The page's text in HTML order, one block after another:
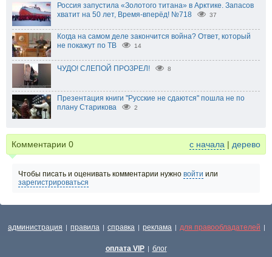
Россия запустила «Золотого титана» в Арктике. Запасов
хватит на 50 лет, Время-вперёд! №718
37
Когда на самом деле закончится война? Ответ, который
не покажут по ТВ
14
ЧУДО! СЛЕПОЙ ПРОЗРЕЛ! 8
Презентация книги "Русские не сдаются" пошла не по
плану Старикова
2
Комментарии 0 с начала | дерево
Чтобы писать и оценивать комментарии нужно войти или
зарегистрироваться
администрация | правила | справка | реклама | для правообладателей |
оплата VIP | блог